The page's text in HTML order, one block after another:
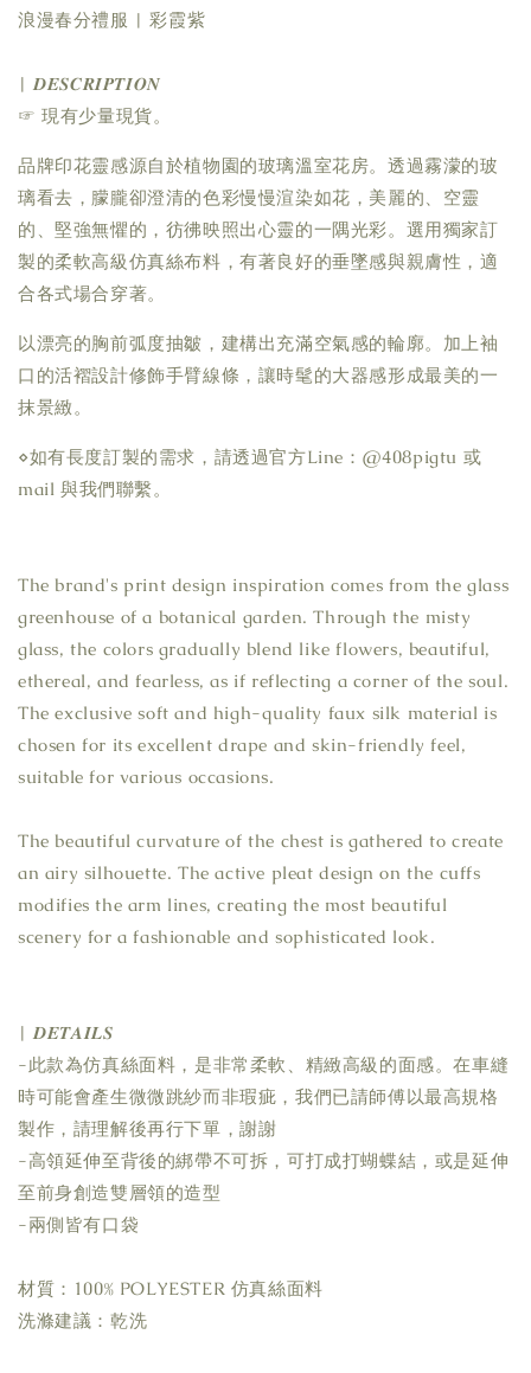
浪漫春分禮服 | 彩霞紫
| 𝑫𝑬𝑺𝑪𝑹𝑰𝑷𝑻𝑰𝑶𝑵
☞ 現有少量現貨。
品牌印花靈感源自於植物園的玻璃溫室花房。透過霧濛的玻
璃看去，朦朧卻澄清的色彩慢慢渲染如花，美麗的、空靈
的、堅強無懼的，彷彿映照出心靈的一隅光彩。選用獨家訂
製的柔軟高級仿真絲布料，有著良好的垂墜感與親膚性，適
合各式場合穿著。
以漂亮的胸前弧度抽皺，建構出充滿空氣感的輪廓。加上袖
口的活褶設計修飾手臂線條，讓時髦的大器感形成最美的一
抹景緻。
⋄如有長度訂製的需求，請透過官方Line：@408pigtu 或
mail 與我們聯繫。
The brand's print design inspiration comes from the glass
greenhouse of a botanical garden. Through the misty
glass, the colors gradually blend like flowers, beautiful,
ethereal, and fearless, as if reflecting a corner of the soul.
The exclusive soft and high-quality faux silk material is
chosen for its excellent drape and skin-friendly feel,
suitable for various occasions.
The beautiful curvature of the chest is gathered to create
an airy silhouette. The active pleat design on the cuffs
modifies the arm lines, creating the most beautiful
scenery for a fashionable and sophisticated look.
| 𝑫𝑬𝑻𝑨𝑰𝑳𝑺
-此款為仿真絲面料，是非常柔軟、精緻高級的面感。在車縫
時可能會產生微微跳紗而非瑕疵，我們已請師傅以最高規格
製作，請理解後再行下單，謝謝
-高領延伸至背後的綁帶不可拆，可打成打蝴蝶結，或是延伸
至前身創造雙層領的造型
-兩側皆有口袋
材質：100% POLYESTER 仿真絲面料
洗滌建議：乾洗